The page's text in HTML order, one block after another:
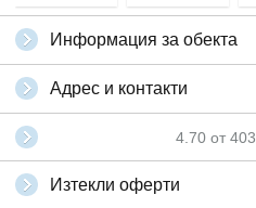
Информация за обекта
Адрес и контакти
4.70 от 403
Изтекли оферти